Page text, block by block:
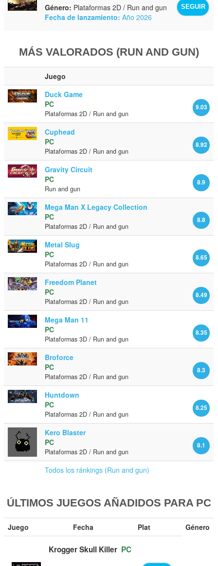
SEGUIR
Género: Plataformas 2D / Run and gun
Fecha de lanzamiento: Año 2026
MÁS VALORADOS (RUN AND GUN)
Juego
Duck Game
9.03
PC
Plataformas 2D / Run and gun
Cuphead
8.92
PC
Plataformas 2D / Run and gun
Gravity Circuit
8.9
PC
Run and gun
Mega Man X Legacy Collection
8.8
PC
Plataformas 2D / Run and gun
Metal Slug
8.65
PC
Plataformas 2D / Run and gun
Freedom Planet
8.49
PC
Plataformas 2D / Run and gun
Mega Man 11
8.35
PC
Plataformas 3D / Run and gun
Broforce
8.3
PC
Plataformas 2D / Run and gun
Huntdown
8.25
PC
Plataformas 2D / Run and gun
Kero Blaster
8.1
PC
Plataformas 2D / Run and gun
Todos los ránkings (Run and gun)
ÚLTIMOS JUEGOS AÑADIDOS PARA PC
Juego Fecha Plat Género
Krogger Skull Killer PC